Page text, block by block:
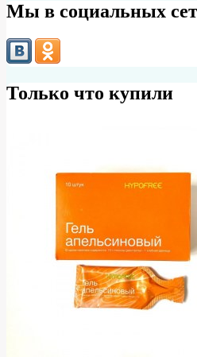
Мы в социальных
Только что купили